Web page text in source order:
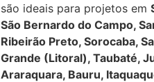
são ideais para projetos em
São Bernardo do Campo,
Ribeirão Preto, Sorocaba,
Grande (Litoral), Taubaté,
Araraquara, Bauru,